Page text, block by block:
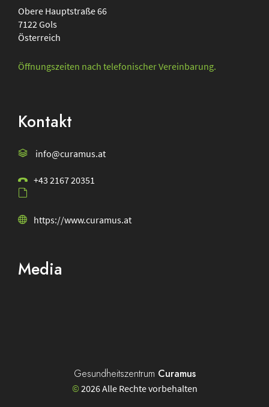
Obere Hauptstraße 66
7122 Gols
Österreich
Öffnungszeiten nach telefonischer Vereinbarung.
Kontakt
info@curamus.at
+43 2167 20351
https://www.curamus.at
Media
Gesundheitszentrum Curamus
© 2026 Alle Rechte vorbehalten